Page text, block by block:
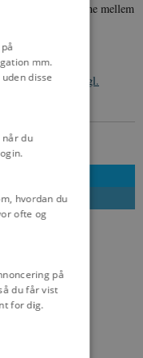
den danske trone mellem
op.
1795.Fra:
Det Kgl.
mm.
disse
når du
hvordan du
ofte og
på
du får vist
for dig.